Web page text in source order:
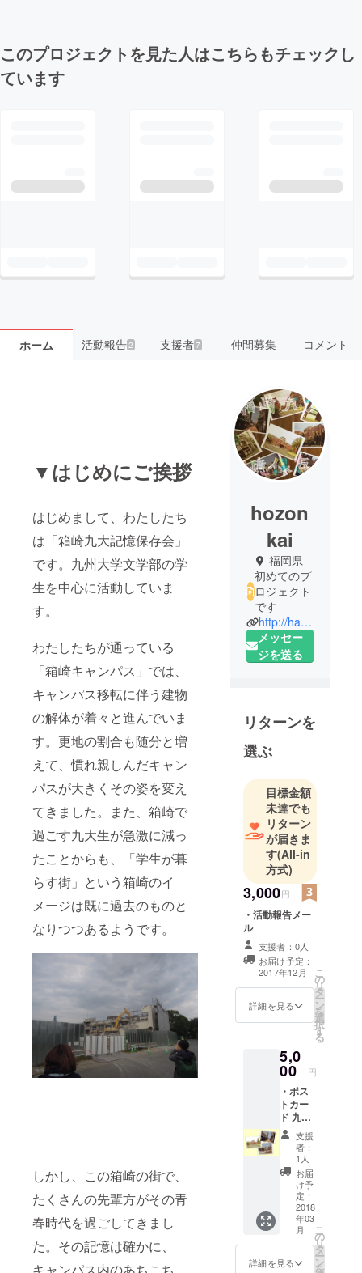
このプロジェクトを見た人はこちらもチェックし
ています
ホーム 活動報告2 支援者7 仲間募集 コメント
▼はじめにご挨拶
はじめまして、わたしたち
は「箱崎九大記憶保存会」
です。九州大学文学部の学
生を中心に活動していま
す。
わたしたちが通っている
「箱崎キャンパス」では、
キャンパス移転に伴う建物
の解体が着々と進んでいま
す。更地の割合も随分と増
えて、慣れ親しんだキャン
パスが大きくその姿を変え
てきました。また、箱崎で
過ごす九大生が急激に減っ
たことからも、「学生が暮
らす街」という箱崎のイ
メージは既に過去のものと
なりつつあるようです。
しかし、この箱崎の街で、
たくさんの先輩方がその青
春時代を過ごしてきまし
た。その記憶は確かに、
hozon
kai
福岡県
初めてのプ
ロジェクト
です
http://hakozaki-kyudai.com/index.html
メッセー
ジを送る
リターンを
選ぶ
目標金額
未達でも
リターン
が届きま
す(All-in
方式)
3,000円
・活動報告メー
ル
支援者：0人
お届け予定：
2017年12月
詳細を見る
こ
の
リ
タ
ー
ン
を
選
択
す
る
5,0
00 円
・ポス
トカー
ド 九州
大学写
真部作
成の変
わりゆ
く箱崎
キャン
パスを
収めた
ポスト
カード
です。
支援
者：
1人
お届
け予
定：
2018
年03
月
詳細を見る
こ
の
リ
タ
ー
ン
を